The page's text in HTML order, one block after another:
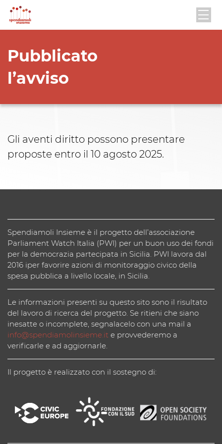
Pubblicato
l’avviso
Gli aventi diritto possono presentare
proposte entro il 10 agosto 2025.
Spendiamoli Insieme è il progetto dell’associazione
Parliament Watch Italia (PWI) per un buon uso dei fondi
per la democrazia partecipata in Sicilia. PWI lavora dal
2016 iper favorire azioni di monitoraggio civico della
spesa pubblica a livello locale, in Sicilia.
Le informazioni presenti su questo sito sono il risultato
del lavoro di ricerca del progetto. Se ritieni che siano
inesatte o incomplete, segnalacelo con una mail a
info@spendiamolinsieme.it e provvederemo a
verificarle e ad aggiornarle.
Il progetto è realizzato con il sostegno di: